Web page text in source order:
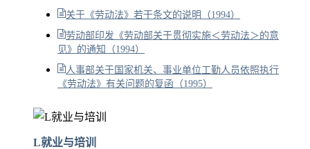
关于《劳动法》若干条文的说明（1994）
劳动部印发《劳动部关于贯彻实施＜劳动法＞的意
见》的通知（1994）
人事部关于国家机关、事业单位工勤人员依照执行
《劳动法》有关问题的复函（1995）
L就业与培训